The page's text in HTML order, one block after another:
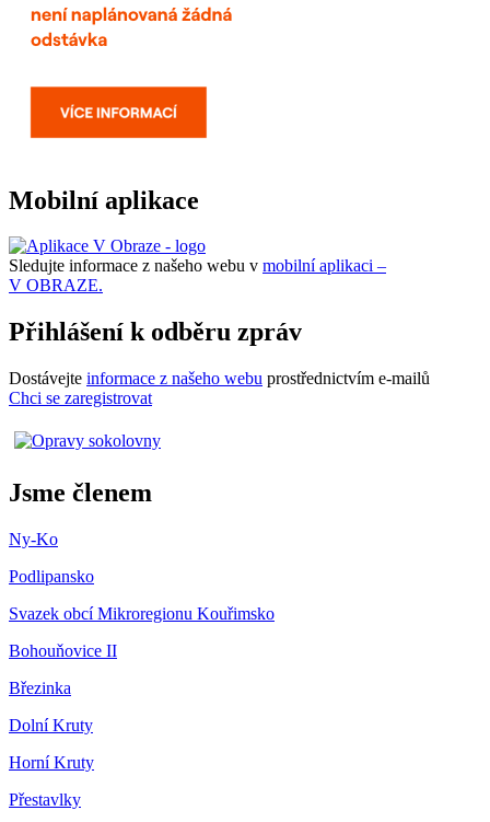
Mobilní aplikace
Sledujte informace z našeho webu v mobilní aplikaci –
V OBRAZE.
Přihlášení k odběru zpráv
Dostávejte informace z našeho webu prostřednictvím e-mailů
Chci se zaregistrovat
Jsme členem
Ny-Ko
Podlipansko
Svazek obcí Mikroregionu Kouřimsko
Bohouňovice II
Březinka
Dolní Kruty
Horní Kruty
Přestavlky